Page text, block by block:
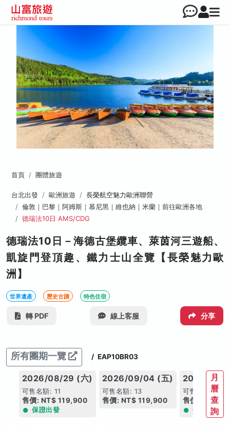
首頁 團體旅遊
台北出發 歐洲旅遊
長榮航空魅力歐洲聯營
倫敦｜巴黎｜阿姆斯｜慕尼黑｜維也納｜米蘭｜前往歐洲各地
德瑞法10日 AMS/CDG
德瑞法10日－海德古堡纜車、萊茵河三遊船、
凱旋門登頂趣、鐵力士山全覽【長榮魅力歐
洲】
世界遺產 歷史古蹟 特色住宿
轉 PDF 線上客服 分享
所有團期一覽 / EAP10BR03
2026/08/29 (六)
可售名額: 11
售價: NT$ 119,900
保證出發
2026/09/04 (五)
可售名額: 13
售價: NT$ 119,900
2026/09/
可售名額: 15
售價: NT$
保證出發
月
曆
查
詢